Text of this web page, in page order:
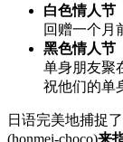
白色情人节
回赠一个月
黑色情人节
单身朋友聚
祝他们的单
日语完美地捕捉
(honmei-choco)来